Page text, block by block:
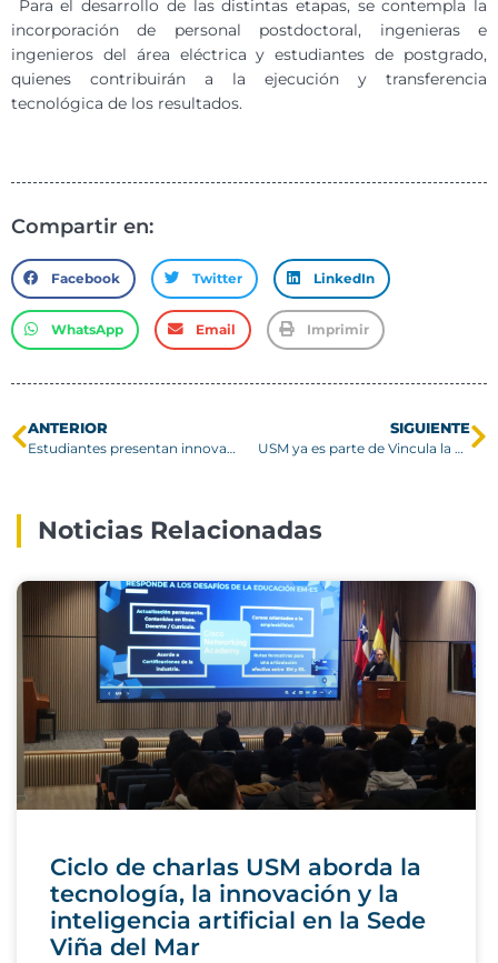
Para el desarrollo de las distintas etapas, se contempla la
incorporación de personal postdoctoral, ingenieras e
ingenieros del área eléctrica y estudiantes de postgrado,
quienes contribuirán a la ejecución y transferencia
tecnológica de los resultados.
Compartir en:
Facebook Twitter LinkedIn
WhatsApp Email Imprimir
ANTERIOR
Estudiantes presentan innovadoras soluciones tecnológicas en la 33ª Feria de Software
SIGUIENTE
USM ya es parte de Vincula la nueva plataforma digital que conecta la academia con el Congreso Nacional
Noticias Relacionadas
Ciclo de charlas USM aborda la
tecnología, la innovación y la
inteligencia artificial en la Sede
Viña del Mar